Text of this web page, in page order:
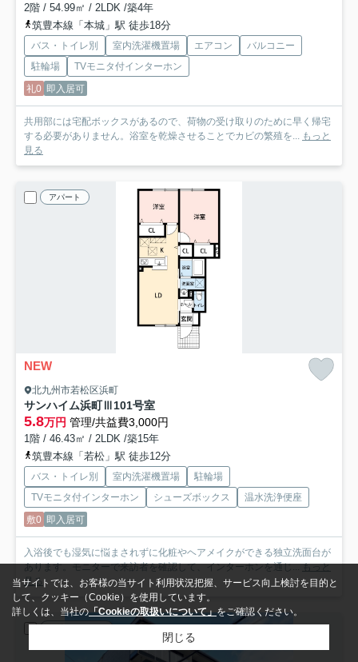
2階 / 54.99㎡ / 2LDK /築4年
筑豊本線「本城」駅 徒歩18分
バス・トイレ別 室内洗濯機置場 エアコン
バルコニー
駐輪場
TVモニタ付インターホン
礼0 即入居可
共用部には宅配ボックスがあるので、荷物の受け取りのために早く帰宅
する必要がありません。浴室を乾燥させることでカビの繁殖を...
もっと
見る
アパート
NEW
北九州市若松区浜町
サンハイム浜町Ⅲ101号室
5.8万円 管理/共益費3,000円
1階 / 46.43㎡ / 2LDK /築15年
筑豊本線「若松」駅 徒歩12分
バス・トイレ別 室内洗濯機置場
駐輪場
TVモニタ付インターホン
シューズボックス
温水洗浄便座
敷0 即入居可
入浴後でも湿気に悩まされずに化粧やヘアメイクができる独立洗面台が
あります。モニターで来訪者を確認して、インターホンを通じ...もっと
見る
当サイトでは、お客様の当サイト利用状況把握、サービス向上検討を目的と
して、クッキー（Cookie）を使用しています。
詳しくは、当社の「Cookieの取扱いについて」をご確認ください。
閉じる